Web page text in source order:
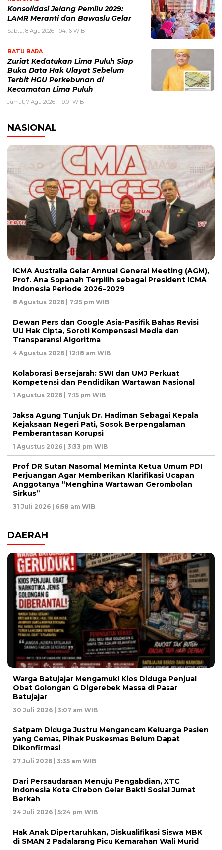
Konsolidasi Jelang Pemilu 2029:
LAMR Meranti dan Bawaslu Gelar
Sabtu, 8 Agu 2026 - 04:16 WIB
BATU BARA
Zuriat Kedatukan Lima Puluh Siap
Buka Data Hak Ulayat Sebelum
Terbit HGU Perkebunan di
Kecamatan Lima Puluh
Jumat, 7 Agu 2026 - 19:01 WIB
NASIONAL
ICMA Australia Gelar Annual General Meeting (AGM),
Prof. Ana Sopanah Terpilih sebagai President ICMA
Indonesia Periode 2026–2029
8 Agustus 2026 | 7:25 pm WIB
Dewan Pers dan Google Asia-Pasifik Bahas Revisi
UU Hak Cipta, Soroti Kompensasi Media dan
Transparansi Algoritma
4 Agustus 2026 | 12:18 am WIB
Kolaborasi Bersejarah: SWI dan UMJ Perkuat
Kompetensi dan Pendidikan Wartawan Nasional
1 Agustus 2026 | 7:15 pm WIB
Jaksa Agung Tunjuk Dr. Hadiman Sebagai Kepala
Kejaksaan Negeri Pati, Sosok Berpengalaman
Pemberantasan Korupsi
1 Agustus 2026 | 3:33 pm WIB
Prof DR Sutan Nasomal Meminta Ketua Umum PDI
Perjuangan Agar Memberikan Klarifikasi Ucapan
Anggotanya “Menghina Wartawan Gerombolan
Sirkus”
31 Juli 2026 | 6:58 am WIB
DAERAH
Warga Batujajar Mengamuk! Kios Diduga Penjual
Obat Golongan G Digerebek Massa di Pasar
Batujajar
30 Juli 2026 | 3:07 am WIB
Satpam Diduga Justru Mengancam Keluarga Pasien
yang Cemas, Pihak Puskesmas Belum Dapat
Dikonfirmasi
27 Juli 2026 | 3:35 am WIB
Dari Persaudaraan Menuju Pengabdian, XTC
Indonesia Kota Cirebon Gelar Bakti Sosial Jumat
Berkah
24 Juli 2026 | 5:24 pm WIB
Hak Anak Dipertaruhkan, Diskualifikasi Siswa MBK
di SMAN 2 Padalarang Picu Kemarahan Wali Murid